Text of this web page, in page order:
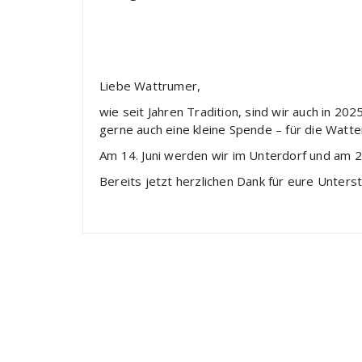
Liebe Wattrumer,
wie seit Jahren Tradition, sind wir auch in
gerne auch eine kleine Spende – für die
Am 14. Juni werden wir im Unterdorf und am
Bereits jetzt herzlichen Dank für eure